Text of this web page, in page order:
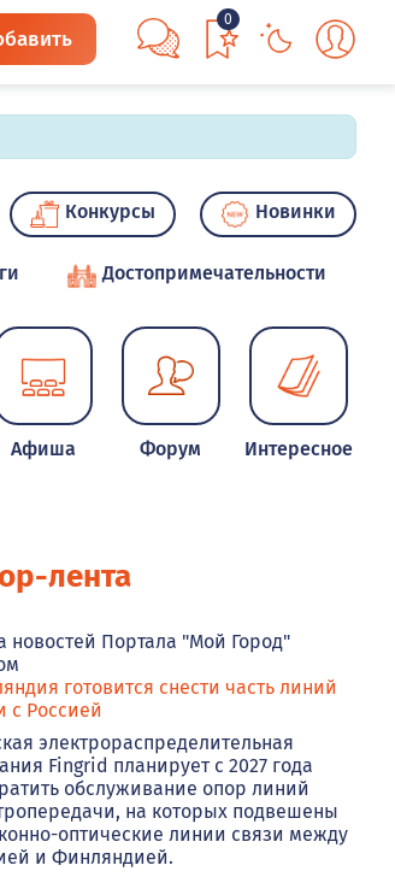
0
Конкурсы Новинки
Достопримечательности
Афиша Форум Интересное
лента
новостей Портала "Мой Город"
готовится снести часть линий
с Россией
электрораспределительная
Fingrid планирует с 2027 года
обслуживание опор линий
на которых подвешены
оптические линии связи между
и Финляндией.